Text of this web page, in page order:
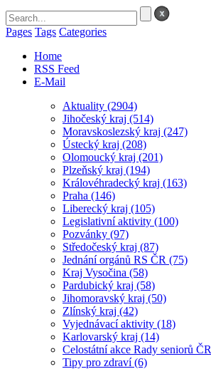
Pages Tags Categories
Home
RSS Feed
E-Mail
Aktuality (2904)
Jihočeský kraj (514)
Moravskoslezský kraj (247)
Ústecký kraj (208)
Olomoucký kraj (201)
Plzeňský kraj (194)
Královéhradecký kraj (163)
Praha (146)
Liberecký kraj (105)
Legislativní aktivity (100)
Pozvánky (97)
Středočeský kraj (87)
Jednání orgánů RS ČR (75)
Kraj Vysočina (58)
Pardubický kraj (58)
Jihomoravský kraj (50)
Zlínský kraj (42)
Vyjednávací aktivity (18)
Karlovarský kraj (14)
Celostátní akce Rady seniorů ČR
Tipy pro zdraví(6)